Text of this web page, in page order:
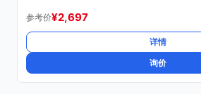
参考价¥2,697
详情
询价